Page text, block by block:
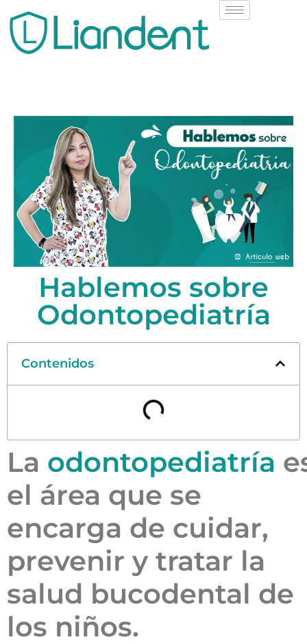
Hablemos sobre
Odontopediatría
Contenidos
La odontopediatría
el área que se
encarga de cuidar,
prevenir y tratar la
salud bucodental de
los niños.